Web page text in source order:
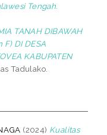
Tengah.
TANAH DIBAWAH
F) DI DESA
KABUPATEN
Tadulako.
(2024) Kualitas